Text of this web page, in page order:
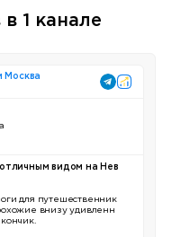
в 1 канале
Москва
видом на Нев
для путешественник
внизу удивленн